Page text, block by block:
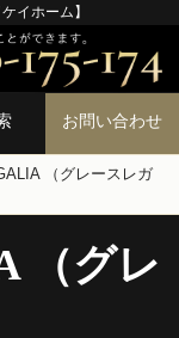
イホーム】
お問い合わせ
（グレースレガ
（グレ